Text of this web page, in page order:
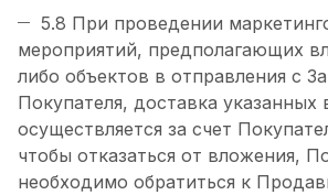
5.8 При проведении
мероприятий, предполагающих
либо объектов в отправления с
Покупателя, доставка указанных
осуществляется за счет
чтобы отказаться от вложения,
необходимо обратиться к